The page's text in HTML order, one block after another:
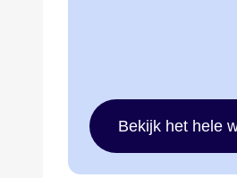
Bekijk het hele